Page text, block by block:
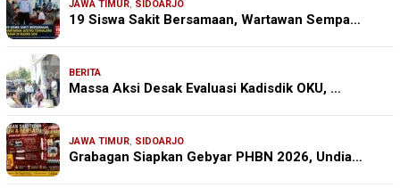
JAWA TIMUR, SIDOARJO
19 Siswa Sakit Bersamaan, Wartawan Sempa…
BERITA
Massa Aksi Desak Evaluasi Kadisdik OKU, …
JAWA TIMUR, SIDOARJO
Grabagan Siapkan Gebyar PHBN 2026, Undia…